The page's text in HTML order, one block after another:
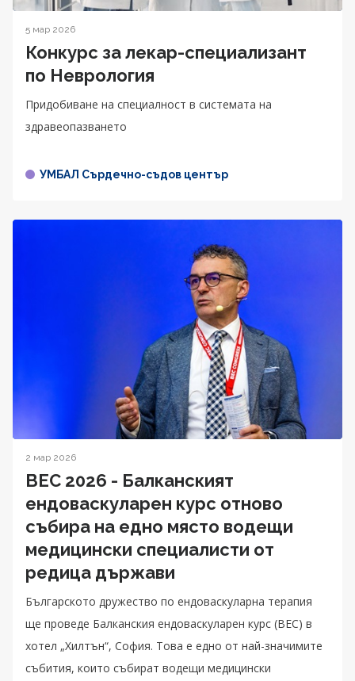
5 мар 2026
Конкурс за лекар-специализант
по Неврология
Придобиване на специалност в системата на
здравеопазването
УМБАЛ Сърдечно-съдов център
2 мар 2026
BEC 2026 - Балканският
ендоваскуларен курс отново
събира на едно място водещи
медицински специалисти от
редица държави
Българското дружество по ендоваскуларна терапия
ще проведе Балканския ендоваскуларен курс (BEC) в
хотел „Хилтън“, София. Това е едно от най-значимите
събития, които събират водещи медицински